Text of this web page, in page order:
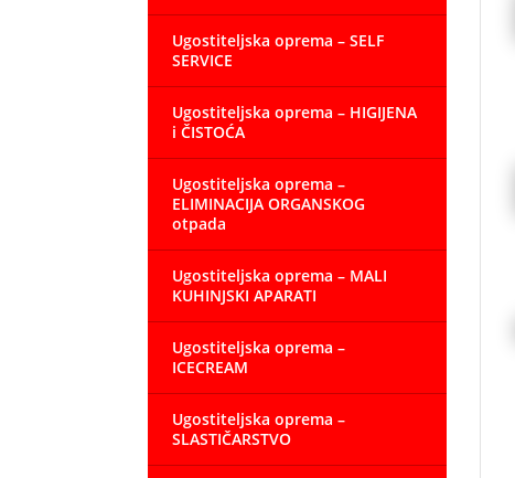
Ugostiteljska oprema – SELF
SERVICE
Ugostiteljska oprema – HIGIJENA
i ČISTOĆA
Ugostiteljska oprema –
ELIMINACIJA ORGANSKOG
otpada
Ugostiteljska oprema – MALI
KUHINJSKI APARATI
Ugostiteljska oprema –
ICECREAM
Ugostiteljska oprema –
SLASTIČARSTVO